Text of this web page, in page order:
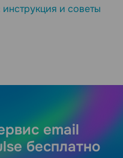
и советы
email
бесплатно